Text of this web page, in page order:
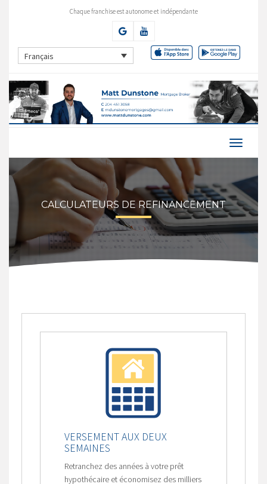
Chaque franchise est autonome et indépendante
Français
CALCULATEURS DE REFINANCEMENT
VERSEMENT AUX DEUX
SEMAINES
Retranchez des années à votre prêt
hypothécaire et économisez des milliers